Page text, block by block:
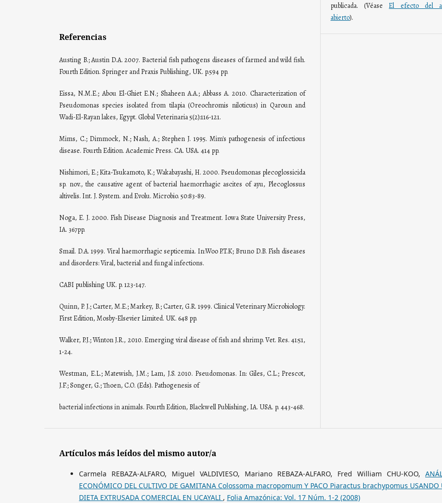
Referencias
Austing B.; Austin D.A. 2007. Bacterial fish pathogens diseases of farmed and wild fish.
Fourth Edition. Springer and Praxis Publishing, UK. p.594 pp.
Eissa, N.M.E.; Abou El-Ghiet E.N.; Shaheen A.A.; Abbass A. 2010. Characterization of
Pseudomonas species isolated from tilapia (Oreochromis niloticus) in Qaroun and
Wadi-El-Rayan lakes, Egypt. Global Veterinaria 5(2):116-121.
Mims, C.; Dimmock, N.; Nash, A.; Stephen J. 1995. Mim's pathogenesis of infectious
disease. Fourth Edition. Academic Press. CA. USA. 414 pp.
Nishimori, E.; Kita-Tsukamoto, K.; Wakabayashi, H. 2000. Pseudomonas plecoglossicida
sp. nov., the causative agent of bacterial haemorrhagic ascites of ayu, Plecoglossus
altivelis. Int. J. System. and Evolu. Microbio. 50:83-89.
Noga, E. J. 2000. Fish Disease Diagnosis and Treatment. Iowa State University Press,
IA. 367pp.
Smail. D.A. 1999. Viral haemorrhagic septicemia. In:Woo P.T.K; Bruno D.B. Fish diseases
and disorders: Viral, bacterial and fungal infections.
CABI publishing UK. p. 123-147.
Quinn, P. J.; Carter, M.E.; Markey, B.; Carter, G.R. 1999. Clinical Veterinary Microbiology.
First Edition, Mosby-Elsevier Limited. UK. 648 pp.
Walker, P.J.; Winton J.R., 2010. Emerging viral disease of fish and shrimp. Vet. Res. 41:51,
1-24.
Westman, E.L.; Matewish, J.M.; Lam, J.S. 2010. Pseudomonas. In: Giles, C.L.; Prescot,
J.F.; Songer, G.; Thoen, C.O. (Eds). Pathogenesis of
bacterial infections in animals. Fourth Edition, Blackwell Publishing, IA. USA. p. 443-468.
publicada. (VéaseEl efecto del
abierto).
Artículos más leídos del mismo autor/a
Carmela REBAZA-ALFARO, Miguel VALDIVIESO, Mariano REBAZA-ALFARO, Fred William CHU-KOO,
ECONÓMICO DEL CULTIVO DE GAMITANA Colossoma macropomum Y PACO Piaractus brachypomus USANDO
DIETA EXTRUSADA COMERCIAL EN UCAYALI , Folia Amazónica: Vol. 17 Núm. 1-2 (2008)